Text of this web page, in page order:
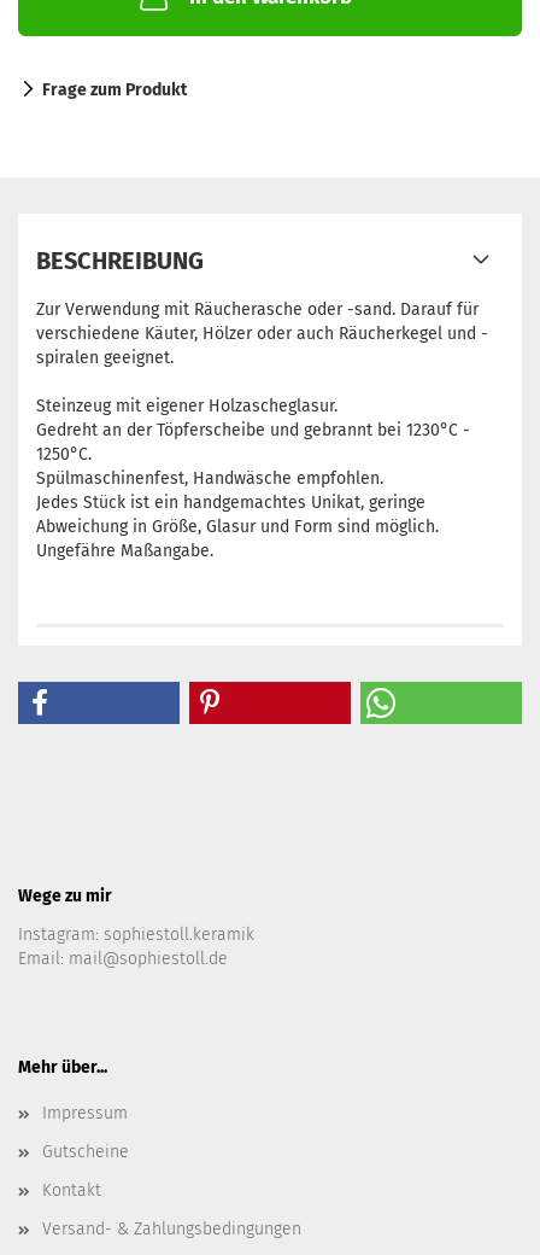
Frage zum Produkt
BESCHREIBUNG
Zur Verwendung mit Räucherasche oder -sand. Darauf für
verschiedene Käuter, Hölzer oder auch Räucherkegel und -
spiralen geeignet.
Steinzeug mit eigener Holzascheglasur.
​Gedreht an der Töpferscheibe und gebrannt bei 1230°C -
1250°C.
Spülmaschinenfest, Handwäsche empfohlen.
Jedes Stück ist ein handgemachtes Unikat, geringe
Abweichung in Größe, Glasur und Form sind möglich.
Ungefähre Maßangabe.
Wege zu mir
Instagram: sophiestoll.keramik
Email: mail@sophiestoll.de
Mehr über...
Impressum
Gutscheine
Kontakt
Versand- & Zahlungsbedingungen